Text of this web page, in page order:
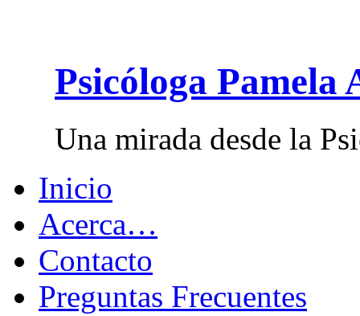
Psicóloga Pamela
Una mirada desde la
Inicio
Acerca…
Contacto
Preguntas Frecuentes